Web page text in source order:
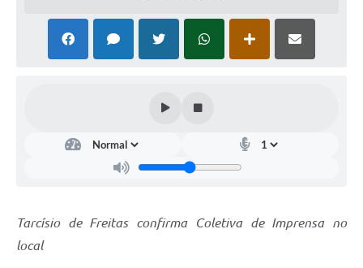
Tarcísio de Freitas confirma Coletiva de Imprensa no
local